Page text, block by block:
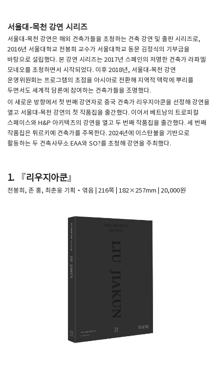
서울대-목천 강연 시리즈
서울대-목천 강연은 해외 건축가들을 초청하는 건축 강연 및 출판 시리즈로,
2016년 서울대학교 전봉희 교수가 서울대학교 동문 김정식의 기부금을
바탕으로 설립했다. 본 강연 시리즈는 2017년 스페인의 저명한 건축가 라파엘
모네오를 초청하면서 시작되었다. 이후 2018년, 서울대-목천 강연
운영위원회는 프로그램의 초점을 아시아로 전환해 지역적 맥락에 뿌리를
두면서도 세계적 담론에 참여하는 건축가들을 조명했다.
이 새로운 방향에서 첫 번째 강연자로 중국 건축가 리우지아쿤을 선정해 강연을
열고 서울대-목천 강연의 첫 작품집을 출간했다. 이어서 베트남의 트로피컬
스페이스와 H&P 아키텍츠의 강연을 열고 두 번째 작품집을 출간했다. 세 번째
작품집은 튀르키예 건축가를 주목한다. 2024년에 이스탄불을 기반으로
활동하는 두 건축사무소 EAA와 SO?를 초청해 강연을 주최했다.
1. ​『리우지아쿤』
전봉희, 존 홍, 최춘웅 기획·엮음 | 216쪽 | 182×257mm | 20,000원​